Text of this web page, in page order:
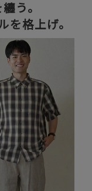
う。
格上げ。